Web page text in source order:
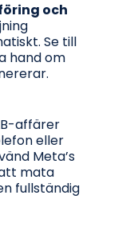
och
Se till
hand om
affärer
eller
Meta’s
mata
fullständig